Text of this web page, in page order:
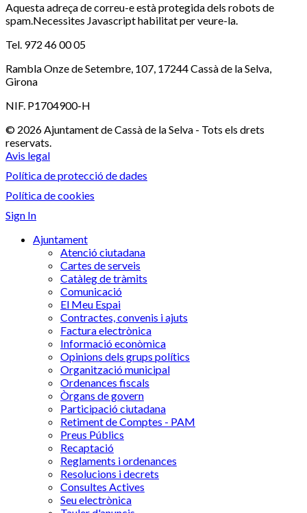
Aquesta adreça de correu-e està protegida dels robots de
spam.Necessites Javascript habilitat per veure-la.
Tel. 972 46 00 05
Rambla Onze de Setembre, 107, 17244 Cassà de la Selva,
Girona
NIF. P1704900-H
© 2026 Ajuntament de Cassà de la Selva - Tots els drets
reservats.
Avis legal
Política de protecció de dades
Política de cookies
Sign In
Ajuntament
Atenció ciutadana
Cartes de serveis
Catàleg de tràmits
Comunicació
El Meu Espai
Contractes, convenis i ajuts
Factura electrònica
Informació econòmica
Opinions dels grups polítics
Organització municipal
Ordenances fiscals
Òrgans de govern
Participació ciutadana
Retiment de Comptes - PAM
Preus Públics
Recaptació
Reglaments i ordenances
Resolucions i decrets
Consultes Actives
Seu electrònica